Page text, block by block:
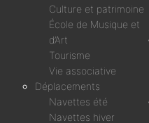
Culture et patrimoine
École de Musique et
d’Art
Tourisme
Vie associative
Déplacements
Navettes été
Navettes hiver